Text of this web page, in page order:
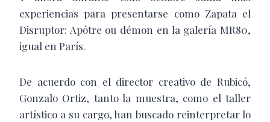
experiencias para presentarse como Zapata el
Disruptor: Apôtre ou démon en la galería MR80,
igual en París.
De acuerdo con el director creativo de Rubicó,
Gonzalo Ortiz, tanto la muestra, como el taller
artístico a su cargo, han buscado reinterpretar lo